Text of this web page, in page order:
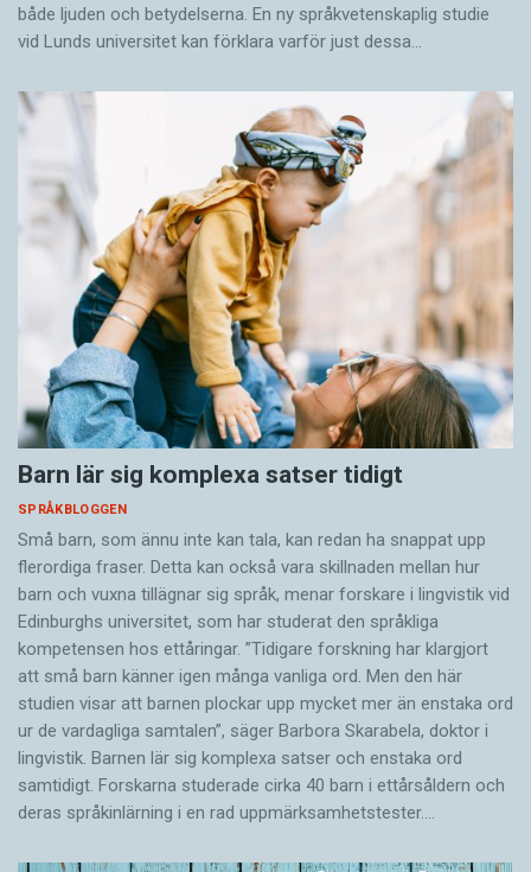
både ljuden och betydelserna. En ny språkvetenskaplig studie
vid Lunds universitet kan förklara varför just dessa…
Barn lär sig komplexa satser tidigt
SPRÅKBLOGGEN
Små barn, som ännu inte kan tala, kan redan ha snappat upp
flerordiga fraser. Detta kan också vara skillnaden mellan hur
barn och vuxna tillägnar sig språk, menar forskare i lingvistik vid
Edinburghs universitet, som har studerat den språkliga
kompetensen hos ettåringar. ”Tidigare forskning har klargjort
att små barn känner igen många vanliga ord. Men den här
studien visar att barnen plockar upp mycket mer än enstaka ord
ur de vardagliga samtalen”, säger Barbora Skarabela, doktor i
lingvistik. Barnen lär sig komplexa satser och enstaka ord
samtidigt. Forskarna studerade cirka 40 barn i ettårsåldern och
deras språkinlärning i en rad uppmärksamhetstester.…